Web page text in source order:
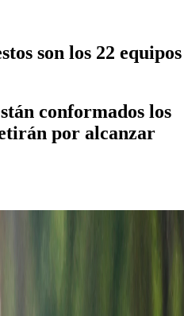
son los 22 equipos
conformados los
por alcanzar